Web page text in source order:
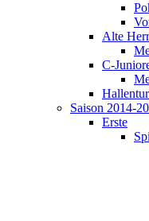
Alte
C-
Saison 2014-
Erste